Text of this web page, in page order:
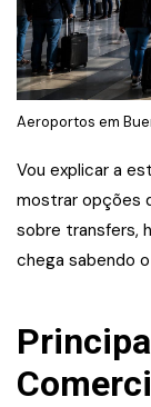
Aeroportos em
Vou explicar a
mostrar opções
sobre transfers,
chega sabendo